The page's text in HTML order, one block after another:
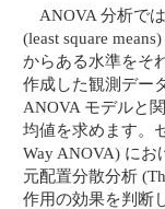
ANOVA 分析で
(least square
からある水準をそ
作成した観測デー
ANOVA モデルと
均値を求めます。
Way ANOVA) に
元配置分散分析
作用の効果を判断